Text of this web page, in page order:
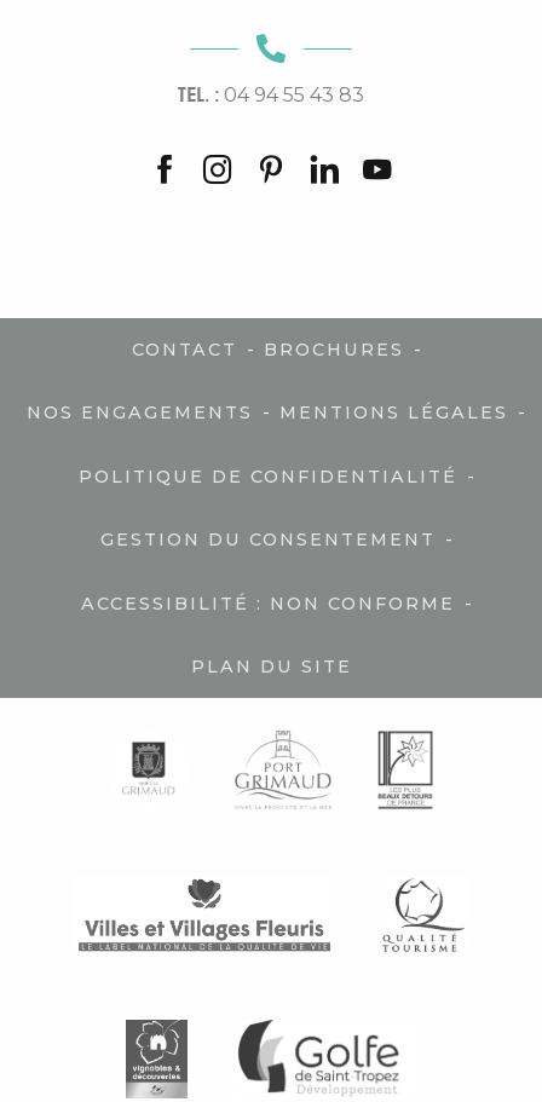
TEL. : 04 94 55 43 83
CONTACT - BROCHURES -
NOS ENGAGEMENTS - MENTIONS LÉGALES -
POLITIQUE DE CONFIDENTIALITÉ -
GESTION DU CONSENTEMENT -
ACCESSIBILITÉ : NON CONFORME -
PLAN DU SITE